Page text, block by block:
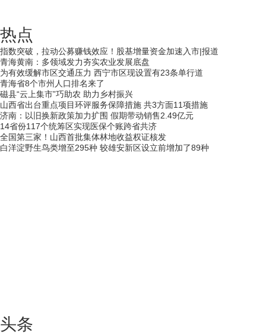
热点
指数突破，拉动公募赚钱效应！股基增量资金加速入市|报道
青海黄南：多领域发力夯实农业发展底盘
为有效缓解市区交通压力 西宁市区现设置有23条单行道
青海省8个市州人口排名来了
磁县“云上集市”巧助农 助力乡村振兴
山西省出台重点项目环评服务保障措施 共3方面11项措施
济南：以旧换新政策加力扩围 假期带动销售2.49亿元
14省份117个统筹区实现医保个账跨省共济
全国第三家！山西首批集体林地收益权证核发
白洋淀野生鸟类增至295种 较雄安新区设立前增加了89种
头条